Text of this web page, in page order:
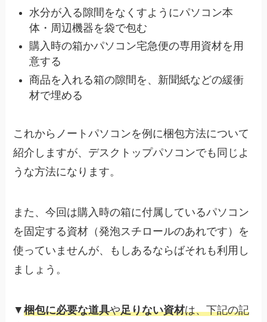
水分が入る隙間をなくすようにパソコン本
体・周辺機器を袋で包む
購入時の箱かパソコン宅急便の専用資材を用
意する
商品を入れる箱の隙間を、新聞紙などの緩衝
材で埋める
これからノートパソコンを例に梱包方法について
紹介しますが、デスクトップパソコンでも同じよ
うな方法になります。
また、今回は購入時の箱に付属しているパソコン
を固定する資材（発泡スチロールのあれです）を
使っていませんが、もしあるならばそれも利用し
ましょう。
▼梱包に必要な道具や足りない資材は、下記の記